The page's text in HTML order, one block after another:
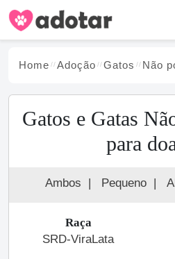
Home Adoção Gatos Não
Gatos e Gatas
para
Ambos | Pequeno |
Raça
SRD-ViraLata